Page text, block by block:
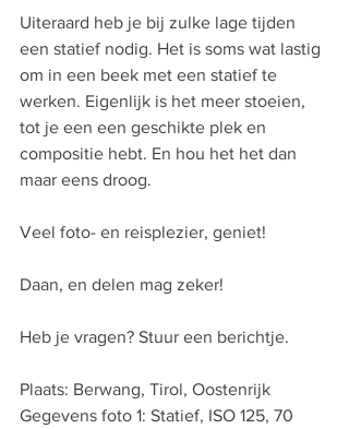
Uiteraard heb je bij zulke lage tijden
een statief nodig. Het is soms wat lastig
om in een beek met een statief te
werken. Eigenlijk is het meer stoeien,
tot je een een geschikte plek en
compositie hebt. En hou het het dan
maar eens droog.
Veel foto- en reisplezier, geniet!
Daan, en delen mag zeker!
Heb je vragen? Stuur een berichtje.
Plaats: Berwang, Tirol, Oostenrijk
Gegevens foto 1: Statief, ISO 125, 70